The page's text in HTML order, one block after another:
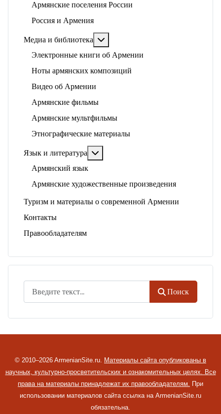
Армянские поселения России
Россия и Армения
Медиа и библиотека
Электронные книги об Армении
Ноты армянских композиций
Видео об Армении
Армянские фильмы
Армянские мультфильмы
Этнографические материалы
Язык и литература
Армянский язык
Армянские художественные произведения
Туризм и материалы о современной Армении
Контакты
Правообладателям
Поиск
© 2010–2026 ArmenianSite.ru. Материалы сайта опубликованы в
научных, культурно-просветительских и ознакомительных целях. Все
права на материалы принадлежат их правообладателям. При
использовании материалов сайта ссылка на ArmenianSite.ru
обязательна.